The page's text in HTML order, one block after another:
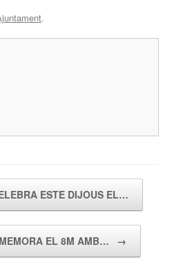
.
ESTE DIJOUS EL…
EL 8M AMB… →